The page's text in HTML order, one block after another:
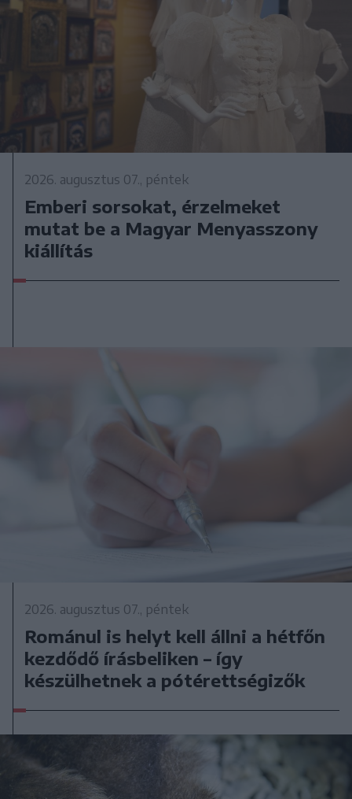
2026. augusztus 07., péntek
Emberi sorsokat, érzelmeket
mutat be a Magyar Menyasszony
kiállítás
2026. augusztus 07., péntek
Románul is helyt kell állni a hétfőn
kezdődő írásbeliken – így
készülhetnek a pótérettségizők